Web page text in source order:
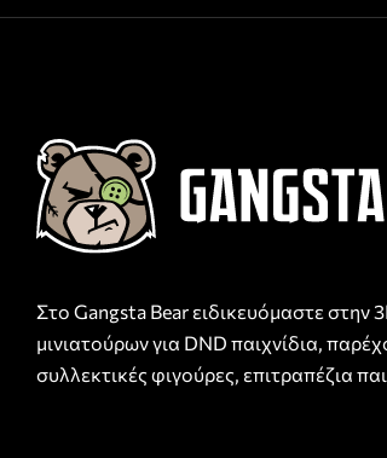
Στο Gangsta Bear ειδικευόμαστε στην
μινιατούρων για DND παιχνίδια,
συλλεκτικές φιγούρες, επιτραπέζια